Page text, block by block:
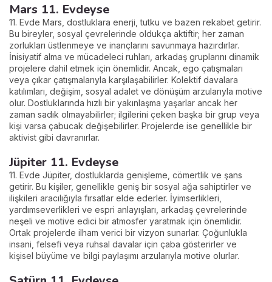
Mars 11. Evdeyse
11. Evde Mars, dostluklara enerji, tutku ve bazen rekabet getirir.
Bu bireyler, sosyal çevrelerinde oldukça aktiftir; her zaman
zorlukları üstlenmeye ve inançlarını savunmaya hazırdırlar.
İnisiyatif alma ve mücadeleci ruhları, arkadaş gruplarını dinamik
projelere dahil etmek için önemlidir. Ancak, ego çatışmaları
veya çıkar çatışmalarıyla karşılaşabilirler. Kolektif davalara
katılımları, değişim, sosyal adalet ve dönüşüm arzularıyla motive
olur. Dostluklarında hızlı bir yakınlaşma yaşarlar ancak her
zaman sadık olmayabilirler; ilgilerini çeken başka bir grup veya
kişi varsa çabucak değişebilirler. Projelerde ise genellikle bir
aktivist gibi davranırlar.
Jüpiter 11. Evdeyse
11. Evde Jüpiter, dostluklarda genişleme, cömertlik ve şans
getirir. Bu kişiler, genellikle geniş bir sosyal ağa sahiptirler ve
ilişkileri aracılığıyla fırsatlar elde ederler. İyimserlikleri,
yardımseverlikleri ve espri anlayışları, arkadaş çevrelerinde
neşeli ve motive edici bir atmosfer yaratmak için önemlidir.
Ortak projelerde ilham verici bir vizyon sunarlar. Çoğunlukla
insani, felsefi veya ruhsal davalar için çaba gösterirler ve
kişisel büyüme ve bilgi paylaşımı arzularıyla motive olurlar.